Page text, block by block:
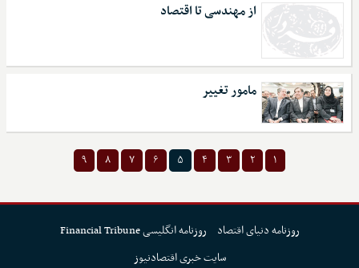
از مهندسی تا اقتصاد
مامور تغییر
۱ ۲ ۳ ۴ ۵ ۶ ۷ ۸ ۹
روزنامه دنیای اقتصاد
روزنامه انگلیسی Financial Tribune
سایت خبری اقتصادنیوز